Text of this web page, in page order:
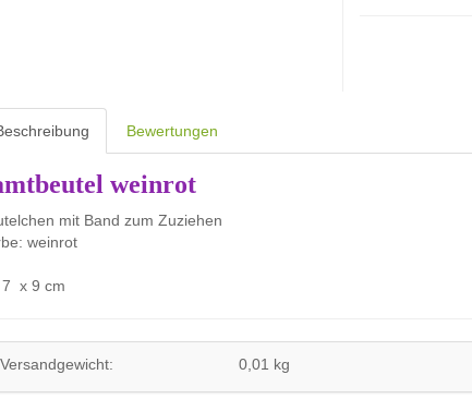
Bewertungen
weinrot
mit Band zum Zuziehen
weinrot
7 x 9 cm
Versandgewicht: 0,01 kg